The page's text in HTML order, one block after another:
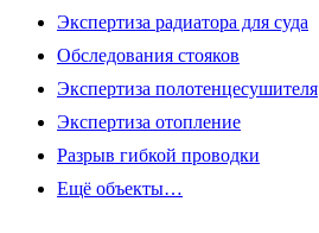
Экспертиза радиатора для суда
Обследования стояков
Экспертиза полотенцесушителя
Экспертиза отопление
Разрыв гибкой проводки
Ещё объекты…